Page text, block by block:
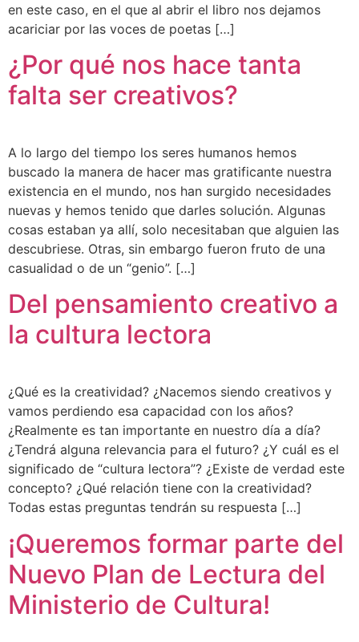
en este caso, en el que al abrir el libro nos dejamos
acariciar por las voces de poetas […]
¿Por qué nos hace tanta
falta ser creativos?
A lo largo del tiempo los seres humanos hemos
buscado la manera de hacer mas gratificante nuestra
existencia en el mundo, nos han surgido necesidades
nuevas y hemos tenido que darles solución. Algunas
cosas estaban ya allí, solo necesitaban que alguien las
descubriese. Otras, sin embargo fueron fruto de una
casualidad o de un “genio”. […]
Del pensamiento creativo a
la cultura lectora
¿Qué es la creatividad? ¿Nacemos siendo creativos y
vamos perdiendo esa capacidad con los años?
¿Realmente es tan importante en nuestro día a día?
¿Tendrá alguna relevancia para el futuro? ¿Y cuál es el
significado de “cultura lectora”? ¿Existe de verdad este
concepto? ¿Qué relación tiene con la creatividad?
Todas estas preguntas tendrán su respuesta […]
¡Queremos formar parte del
Nuevo Plan de Lectura del
Ministerio de Cultura!